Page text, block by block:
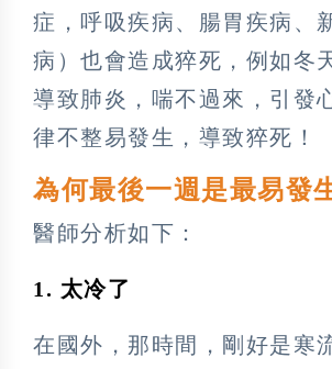
症，呼吸疾病、腸胃疾病、
病）也會造成猝死，例如冬
導致肺炎，喘不過來，引發
律不整易發生，導致猝死！
為何最後一週是最易發
醫師分析如下：
1. 太冷了
在國外，那時間，剛好是寒